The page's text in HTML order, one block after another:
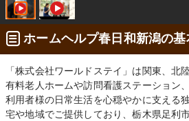
ホームヘルプ春日和新潟の基
「株式会社ワールドステイ」は関東、北
有料老人ホームや訪問看護ステーション
利用者様の日常生活を心穏やかに支える
宅や地域でご提供しており、栃木県足利